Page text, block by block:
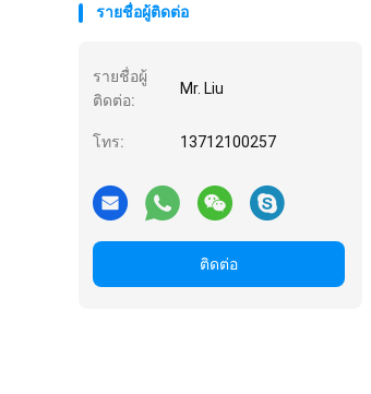
รายชื่อผู้ติดต่อ
รายชื่อผู้
ติดต่อ:
Mr. Liu
โทร: 13712100257
ติดต่อ